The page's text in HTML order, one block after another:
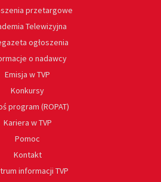
przetargowe
Telewizyjna
ogłoszenia
o nadawcy
Emisja w TVP
Konkursy
program (ROPAT)
Kariera w TVP
Pomoc
Kontakt
informacji TVP